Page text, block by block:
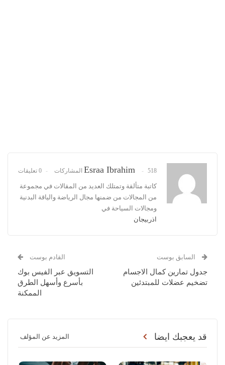
Esraa Ibrahim 518 المشاركات 0 تعليقات
كاتبة متألقة وتمتلك العديد من المقالات في مجموعة
من المجالات من ضمنها مجال الرياضة والياقة البدنية
ومجالات السياحة في
اذربيجان
السابق بوست
جدول تمارين كمال الاجسام
تضخيم عضلات للمبتدئين
القادم بوست
التسويق عبر الفيس بوك
بأسرع وأسهل الطرق
الممكنة
قد يعجبك ايضا المزيد عن المؤلف